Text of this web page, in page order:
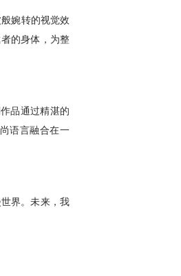
婉转的视觉效
的身体，为整
品通过精湛的
语言融合在一
界。未来，我